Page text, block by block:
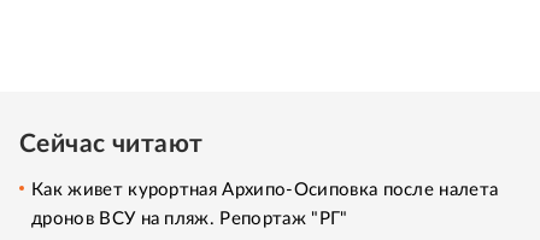
Сейчас читают
Как живет курортная Архипо-Осиповка после налета
дронов ВСУ на пляж. Репортаж "РГ"